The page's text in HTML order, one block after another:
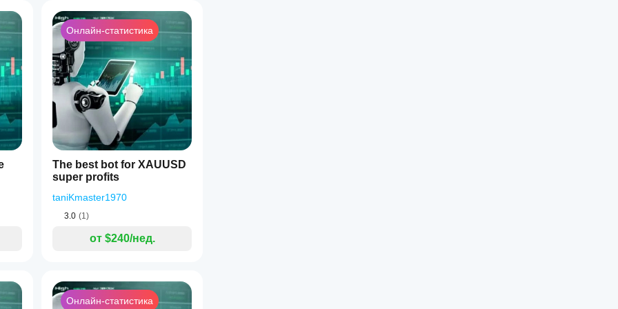
1
Онлайн-статистика
The best bot for XAUUSD
super profits
taniKmaster1970
3.0 (1)
от $240/нед.
Онлайн-статистика